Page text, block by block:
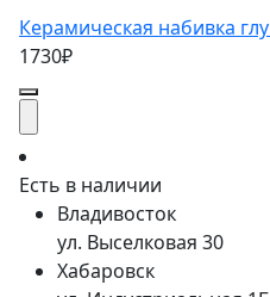
Керамическая набивка
1730₽
Есть в наличии
Владивосток
ул. Выселковая 30
Хабаровск